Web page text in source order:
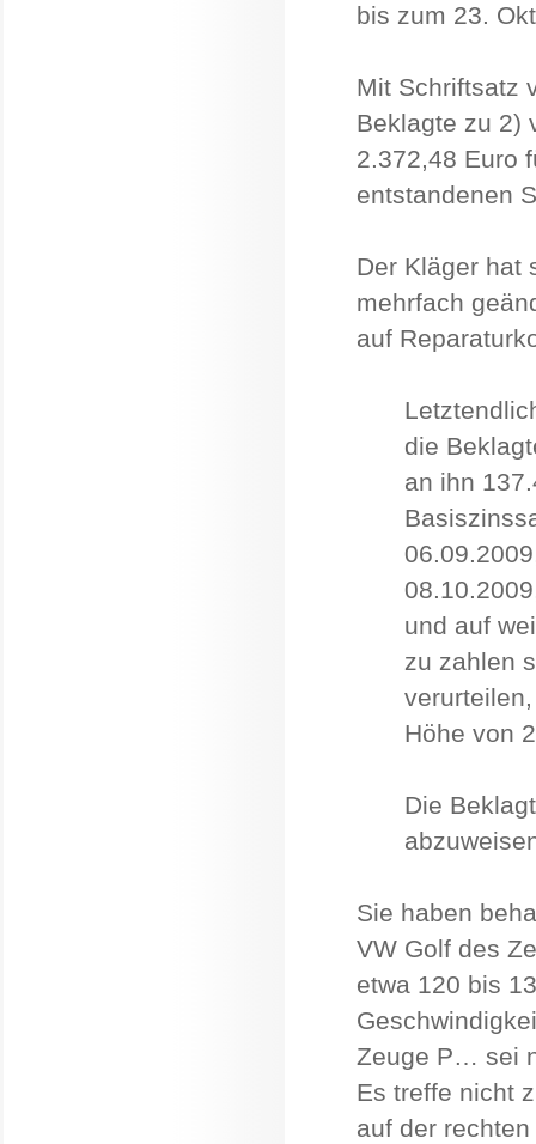
bis zum 23.
Mit Schriftsatz
Beklagte zu 2)
2.372,48 Euro
entstandenen
Der Kläger hat
mehrfach
auf
die
an ihn
und auf
zu zahlen
Höhe von
Die
Sie haben
VW Golf des
etwa 120 bis
Zeuge P… sei
Es treffe nicht
auf der